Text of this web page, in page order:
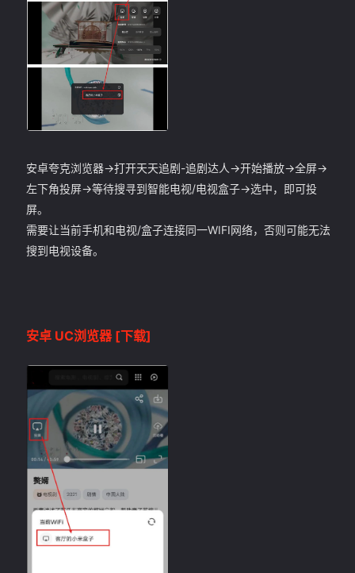
安卓夸克浏览器->打开天天追剧-追剧达人->开始播放->全屏->
左下角投屏->等待搜寻到智能电视/电视盒子->选中，即可投
屏。
需要让当前手机和电视/盒子连接同一WIFI网络，否则可能无法
搜到电视设备。
安卓 UC浏览器 [下载]